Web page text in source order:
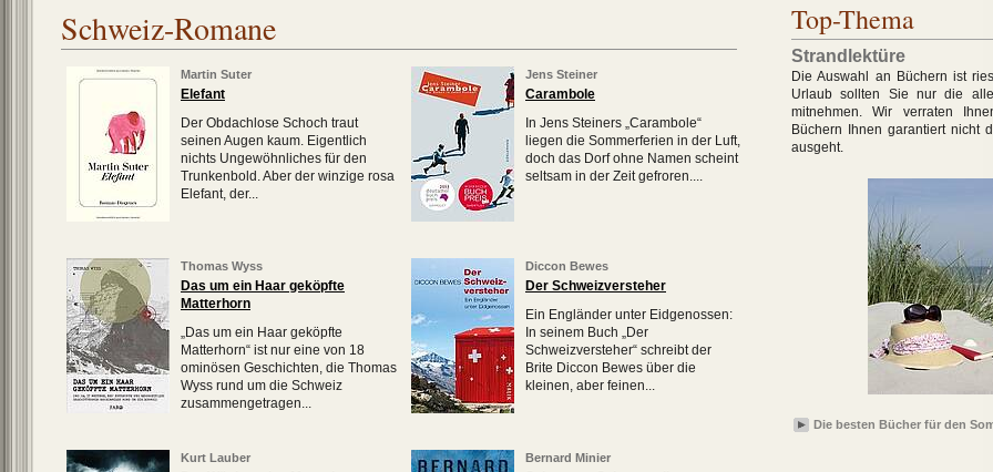
Schweiz-Romane
Martin Suter
Elefant
Der Obdachlose Schoch traut
seinen Augen kaum. Eigentlich
nichts Ungewöhnliches für den
Trunkenbold. Aber der winzige rosa
Elefant, der...
Jens Steiner
Carambole
In Jens Steiners „Carambole“
liegen die Sommerferien in der Luft,
doch das Dorf ohne Namen scheint
seltsam in der Zeit gefroren....
Thomas Wyss
Das um ein Haar geköpfte
Matterhorn
„Das um ein Haar geköpfte
Matterhorn“ ist nur eine von 18
ominösen Geschichten, die Thomas
Wyss rund um die Schweiz
zusammengetragen...
Diccon Bewes
Der Schweizversteher
Ein Engländer unter Eidgenossen:
In seinem Buch „Der
Schweizversteher“ schreibt der
Brite Diccon Bewes über die
kleinen, aber feinen...
Kurt Lauber Bernard Minier
Top-Thema
Strandlektüre
Die Auswahl an Büchern ist
Urlaub sollten Sie nur die
mitnehmen. Wir verraten
Büchern Ihnen garantiert nicht
ausgeht.
Die besten Bücher für den